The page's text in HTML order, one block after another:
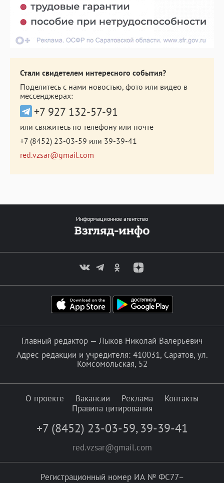
Стали свидетелем интересного события?
Поделитесь с нами новостью, фото или видео в
мессенджерах:
+7 927 132-57-91
или свяжитесь по телефону или почте
+7 (8452) 23-03-59 или 39-39-41
red.vzsar@gmail.com
Информационное агентство
Главный редактор — Лыков Николай Валерьевич
Адрес редакции и учредителя: 410031, Саратов, ул.
Комсомольская, 52
О проекте Вакансии Реклама
Контакты
Правила цитирования
+7 (8452) 23-03-59, 39-39-41
red.vzsar@gmail.com
Регистрационный номер ИА № ФС77–